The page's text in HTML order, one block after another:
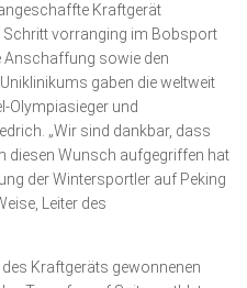
Kraftgerät
Schritt vorranging im Bobsport
Anschaffung sowie den
gaben die weltweit
Olympiasieger und
„Wir sind dankbar, dass
diesen Wunsch aufgegriffen hat
der Wintersportler auf Peking
Leiter des
Kraftgeräts gewonnenen